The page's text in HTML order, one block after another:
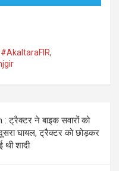
#AkaltaraFIR,
ने बाइक सवारों को
घायल, ट्रैक्टर को छोड़कर
थी शादी